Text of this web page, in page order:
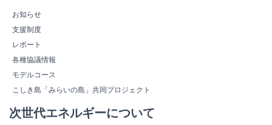
お知らせ
支援制度
レポート
各種協議情報
モデルコース
こしき島「みらいの島」共同プロジェクト
次世代エネルギーについて